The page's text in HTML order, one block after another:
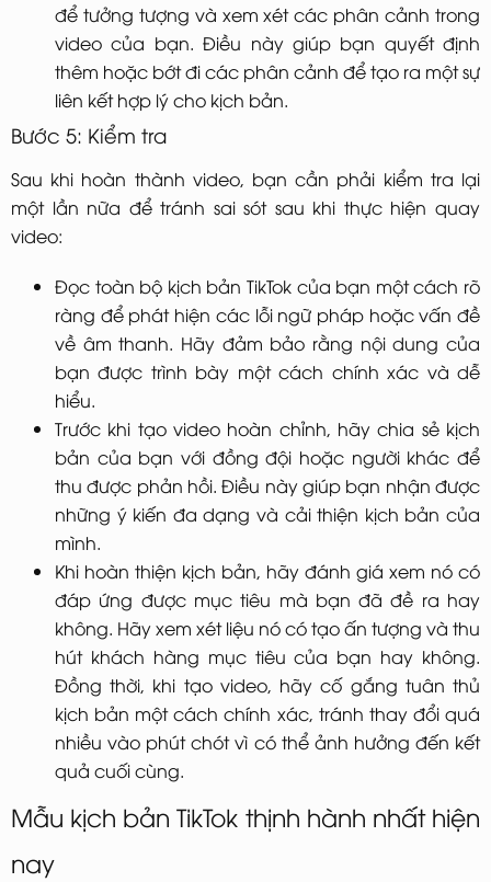
để tưởng tượng và xem xét các phân cảnh trong
video của bạn. Điều này giúp bạn quyết định
thêm hoặc bớt đi các phân cảnh để tạo ra một sự
liên kết hợp lý cho kịch bản.
Bước 5: Kiểm tra
Sau khi hoàn thành video, bạn cần phải kiểm tra lại
một lần nữa để tránh sai sót sau khi thực hiện quay
video:
Đọc toàn bộ kịch bản TikTok của bạn một cách rõ
ràng để phát hiện các lỗi ngữ pháp hoặc vấn đề
về âm thanh. Hãy đảm bảo rằng nội dung của
bạn được trình bày một cách chính xác và dễ
hiểu.
Trước khi tạo video hoàn chỉnh, hãy chia sẻ kịch
bản của bạn với đồng đội hoặc người khác để
thu được phản hồi. Điều này giúp bạn nhận được
những ý kiến ​​đa dạng và cải thiện kịch bản của
mình.
Khi hoàn thiện kịch bản, hãy đánh giá xem nó có
đáp ứng được mục tiêu mà bạn đã đề ra hay
không. Hãy xem xét liệu nó có tạo ấn tượng và thu
hút khách hàng mục tiêu của bạn hay không.
Đồng thời, khi tạo video, hãy cố gắng tuân thủ
kịch bản một cách chính xác, tránh thay đổi quá
nhiều vào phút chót vì có thể ảnh hưởng đến kết
quả cuối cùng.
Mẫu kịch bản TikTok thịnh hành nhất hiện
nay